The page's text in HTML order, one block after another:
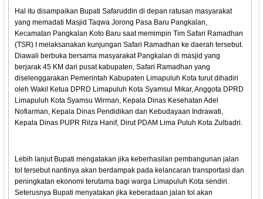
Hal itu disampaikan Bupati Safaruddin di depan ratusan masyarakat
yang memadati Masjid Taqwa Jorong Pasa Baru Pangkalan,
Kecamatan Pangkalan Koto Baru saat memimpin Tim Safari Ramadhan
(TSR) I melaksanakan kunjungan Safari Ramadhan ke daerah tersebut.
Diawali berbuka bersama masyarakat Pangkalan di masjid yang
berjarak 45 KM dari pusat kabupaten, Safari Ramadhan yang
diselenggarakan Pemerintah Kabupaten Limapuluh Kota turut dihadiri
oleh Wakil Ketua DPRD Limapuluh Kota Syamsul Mikar, Anggota DPRD
Limapuluh Kota Syamsu Wirman, Kepala Dinas Kesehatan Adel
Nofiarman, Kepala Dinas Pendidikan dan Kebudayaan Indrawati,
Kepala Dinas PUPR Rilza Hanif, Dirut PDAM Lima Puluh Kota Zulbadri.
Lebih lanjut Bupati mengatakan jika keberhasilan pembangunan jalan
tol tersebut nantinya akan berdampak pada kelancaran transportasi dan
peningkatan ekonomi terutama bagi warga Limapuluh Kota sendiri.
Seterusnya Bupati menyatakan jika keberadaan jalan tol akan